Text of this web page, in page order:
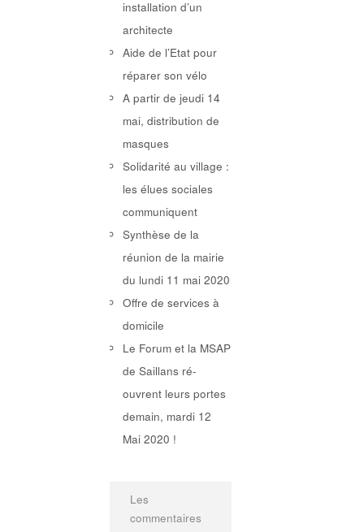
installation d’un
architecte
Aide de l’Etat pour
réparer son vélo
A partir de jeudi 14
mai, distribution de
masques
Solidarité au village :
les élues sociales
communiquent
Synthèse de la
réunion de la mairie
du lundi 11 mai 2020
Offre de services à
domicile
Le Forum et la MSAP
de Saillans ré-
ouvrent leurs portes
demain, mardi 12
Mai 2020 !
Les
commentaires